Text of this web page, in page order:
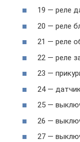
19 — реле
20 — реле
21 — реле
22 — реле
23 —
24 —
25 —
26 —
27 —